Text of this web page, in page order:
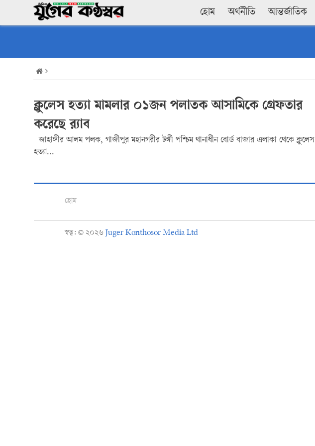
হোম অর্থনীতি আন্তর্জাতিক
ক্লুলেস হত্যা মামলার ০১জন পলাতক আসামিকে গ্রেফতার
করেছে র‌্যাব
জাহাঙ্গীর আলম পলক, গাজীপুর মহানগরীর টঙ্গী পশ্চিম থানাধীন বোর্ড বাজার এলাকা থেকে ক্লুলেস
হত্যা...
হোম
স্বত্ব: ©২০২৬ Juger Konthosor Media Ltd